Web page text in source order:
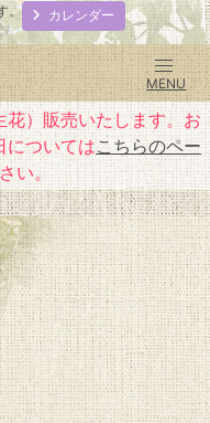
。 カレンダー
花）販売いたします。お
についてはこちらのペー
い。